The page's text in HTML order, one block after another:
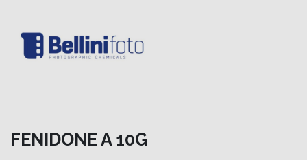
FENIDONE A 10G